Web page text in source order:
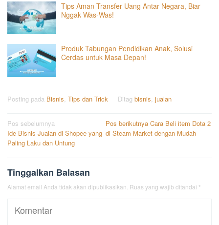
Tips Aman Transfer Uang Antar Negara, Biar
Nggak Was-Was!
Produk Tabungan Pendidikan Anak, Solusi
Cerdas untuk Masa Depan!
Posting pada Bisnis Tips dan Trick Ditag bisnis jualan
Navigasi
pos
Pos sebelumnya
Ide Bisnis Jualan di Shopee yang
Paling Laku dan Untung
Pos berikutnyaCara Beli item Dota 2
di Steam Market dengan Mudah
Tinggalkan Balasan
Alamat email Anda tidak akan dipublikasikan. Ruas yang wajib ditandai *